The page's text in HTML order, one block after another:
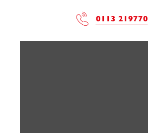
0113 219770